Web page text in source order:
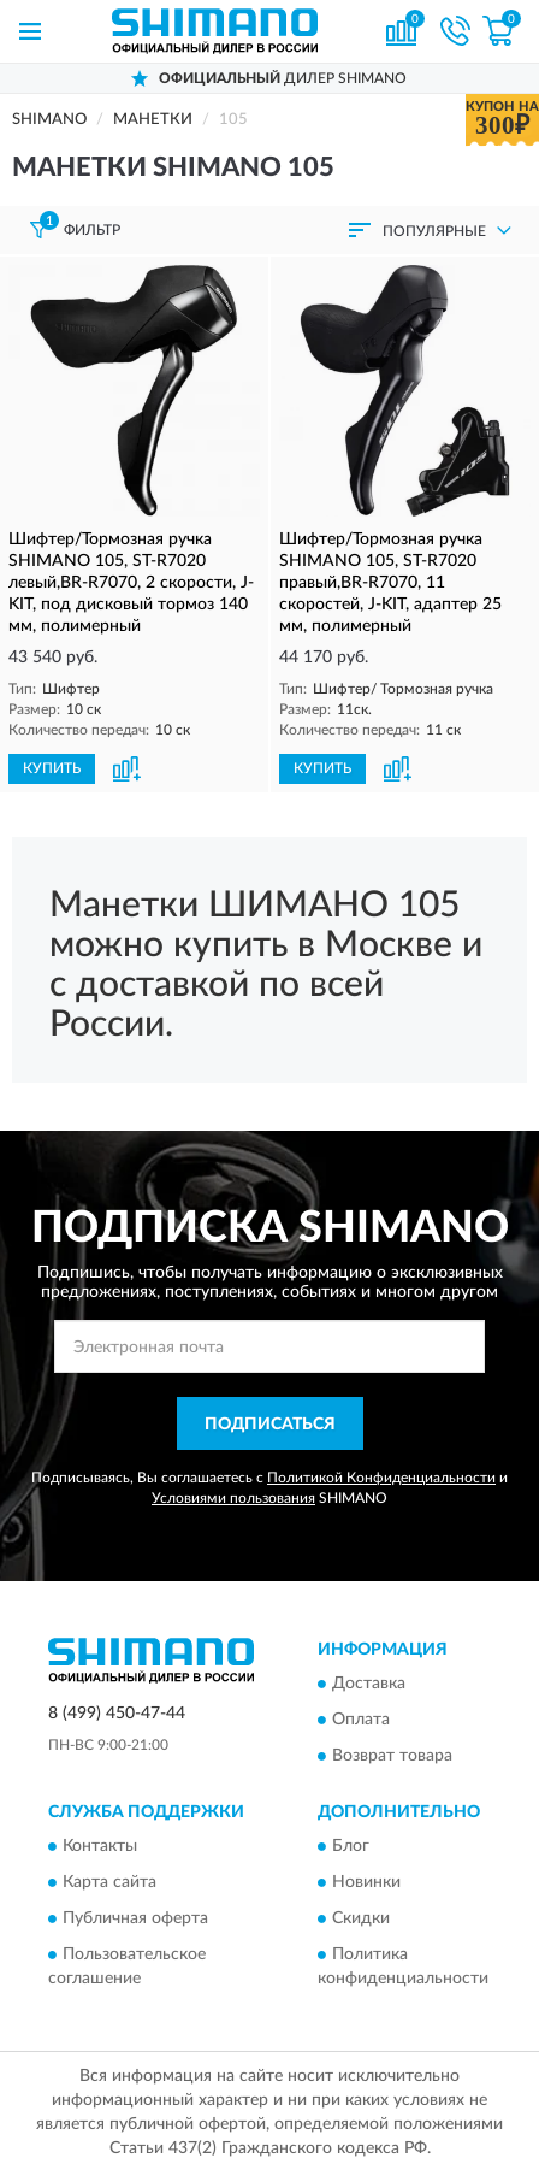
0 0
ОФИЦИАЛЬНЫЙ ДИЛЕР SHIMANO
КУПОН НА
300₽
SHIMANO МАНЕТКИ 105
МАНЕТКИ SHIMANO 105
1
ФИЛЬТР ПОПУЛЯРНЫЕ
Шифтер/Тормозная ручка
SHIMANO 105, ST-R7020
левый,BR-R7070, 2 скорости, J-
KIT, под дисковый тормоз 140
мм, полимерный
43 540 руб.
Тип: Шифтер
Размер: 10 ск
Количество передач: 10 ск
КУПИТЬ
Шифтер/Тормозная ручка
SHIMANO 105, ST-R7020
правый,BR-R7070, 11
скоростей, J-KIT, адаптер 25
мм, полимерный
44 170 руб.
Тип: Шифтер/ Тормозная ручка
Размер: 11ск.
Количество передач: 11 ск
КУПИТЬ
Манетки ШИМАНО 105
можно купить в Москве и
с доставкой по всей
России.
ПОДПИСКАSHIMANO
Подпишись, чтобы получать информацию о эксклюзивных
предложениях, поступлениях, событиях и многом другом
ПОДПИСАТЬСЯ
Подписываясь, Вы соглашаетесь с Политикой Конфиденциальности и
Условиями пользования SHIMANO
8 (499) 450-47-44
ПН-ВС 9:00-21:00
ИНФОРМАЦИЯ
Доставка
Оплата
Возврат товара
СЛУЖБА ПОДДЕРЖКИ
Контакты
Карта сайта
Публичная оферта
Пользовательское
соглашение
ДОПОЛНИТЕЛЬНО
Блог
Новинки
Скидки
Политика
конфиденциальности
Вся информация на сайте носит исключительно
информационный характер и ни при каких условиях не
является публичной офертой, определяемой положениями
Статьи 437(2) Гражданского кодекса РФ.